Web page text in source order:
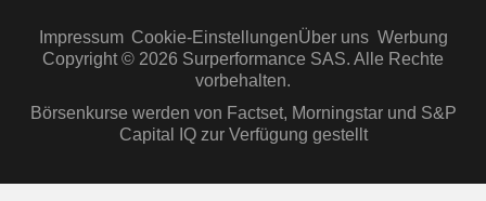
Impressum Cookie-EinstellungenÜber uns Werbung
Copyright © 2026 Surperformance SAS. Alle Rechte
vorbehalten.
Börsenkurse werden von Factset, Morningstar und S&P
Capital IQ zur Verfügung gestellt